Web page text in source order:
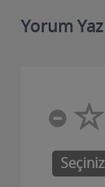
Yorum Yaz
Seçiniz